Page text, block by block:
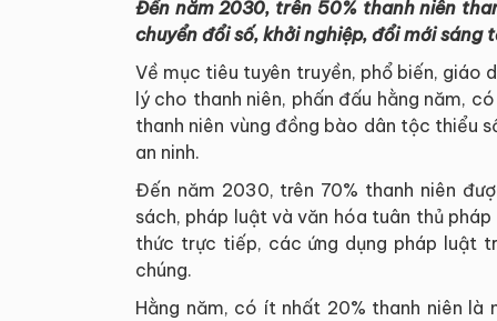
Đến năm 2030, trên 50% thanh niên
chuyển đổi số, khởi nghiệp, đổi mới sáng
Về mục tiêu tuyên truyền, phổ biến, giáo
lý cho thanh niên, phấn đấu hằng năm,
thanh niên vùng đồng bào dân tộc thiểu
an ninh.
Đến năm 2030, trên 70% thanh niên
sách, pháp luật và văn hóa tuân thủ
thức trực tiếp, các ứng dụng pháp luật
chúng.
Hằng năm, có ít nhất 20% thanh niên